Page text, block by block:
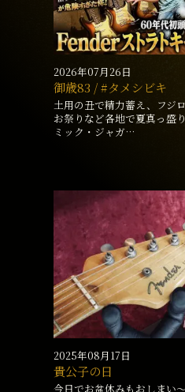
2026年07月26日
御歳83 / #タメシビキ
土用の丑で精力蓄え、フジ
お祭りなど各地で夏真っ盛
ミック・ジャガ…
2025年08月17日
貴公子の日
今日でお盆休みもおしまい